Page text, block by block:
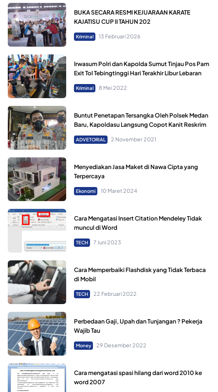
BUKA SECARA RESMI KEJUARAAN KARATE
KAJATISU CUP II TAHUN 202
Kriminal 13 Februari 2026
Irwasum Polri dan Kapolda Sumut Tinjau Pos Pam
Exit Tol Tebingtinggi Hari Terakhir Libur Lebaran
Kriminal 8 Mei 2022
Buntut Penetapan Tersangka Oleh Polsek Medan
Baru, Kapoldasu Langsung Copot Kanit Reskrim
ADVETORIAL 2 November 2021
Menyediakan Jasa Maket di Nawa Cipta yang
Terpercaya
Ekonomi 10 Maret 2024
Cara Mengatasi Insert Citation Mendeley Tidak
muncul di Word
TECH 7 Juni 2023
Cara Memperbaiki Flashdisk yang Tidak Terbaca
di Mobil
TECH 22 Februari 2022
Perbedaan Gaji, Upah dan Tunjangan ? Pekerja
Wajib Tau
Money 29 Desember 2022
Cara mengatasi spasi hilang dari word 2010 ke
word 2007